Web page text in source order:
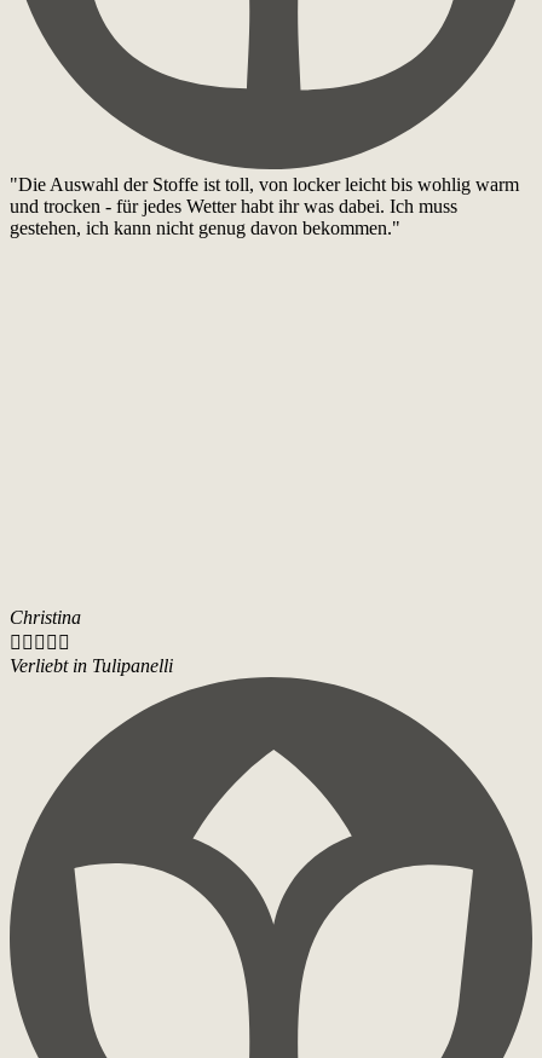
"Die Auswahl der Stoffe ist toll, von locker leicht bis wohlig warm
und trocken - für jedes Wetter habt ihr was dabei. Ich muss
gestehen, ich kann nicht genug davon bekommen."
Christina
    
Verliebt in Tulipanelli